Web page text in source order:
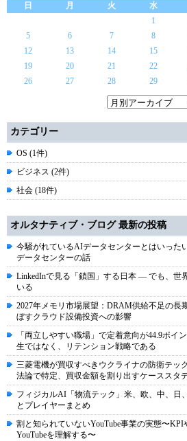
日
月 火 水
1
5
6 7 8
12
13 14 15
19
20 21 22
26
27 28 29
カテゴリー
OS (1件)
ビジネス (2件)
社会 (18件)
オルタナティブ・ブログ 最新の投稿
今騒がれているAIデータセンターとはいっ
データセンターの話
LinkedInで見る「鎖国」する日本 ― でも、世
いる
2027年メモリ市場展望：DRAM供給不足の長
ぼすクラウド設備投資への影響
「両立しやすい職場」で定着意向が44.9ポイ
生ではなく、リテンション戦略である
三菱電機が買収すべきウクライナの防衛テッ
法論で特定、買収金額を割り出すケーススタ
フィジカルAI「物流テック」米、欧、中、日
とプレイヤーまとめ
割と知られていないYouTube事業の実態〜
YouTubeを理解する〜